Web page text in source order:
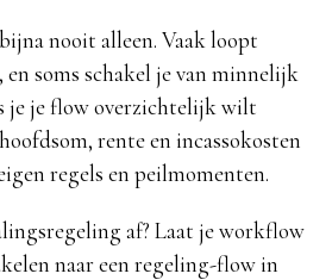
nooit alleen. Vaak loopt
soms schakel je van minnelijk
je je flow overzichtelijk wilt
rente en incassokosten
regels en peilmomenten.
af? Laat je workflow
naar een regeling-flow in